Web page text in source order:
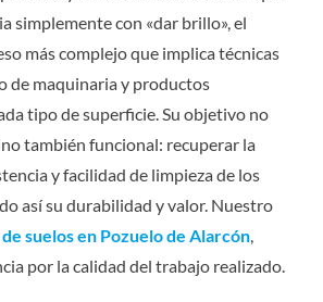
simplemente con «dar brillo», el
más complejo que implica técnicas
de maquinaria y productos
tipo de superficie. Su objetivo no
también funcional: recuperar la
y facilidad de limpieza de los
así su durabilidad y valor. Nuestro
suelos en Pozuelo de Alarcón
por la calidad del trabajo realizado.